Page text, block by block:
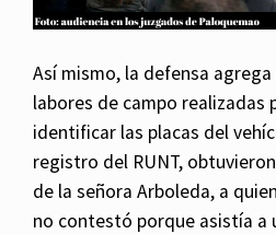
Así mismo, la defensa
labores de campo realizadas
identificar las placas del
registro del RUNT,
de la señora Arboleda, a
no contestó porque asistía a